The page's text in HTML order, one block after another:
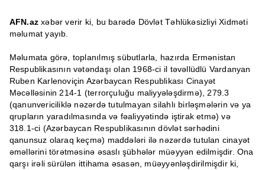
AFN.azxəbər verir ki, bu barədə Dövlət Təhlükəsizliyi Xidməti
məlumat yayıb.
Məlumata görə, toplanılmış sübutlarla, hazırda Ermənistan
Respublikasının vətəndaşı olan 1968-ci il təvəllüdlü Vardanyan
Ruben Karlenoviçin Azərbaycan Respublikası Cinayət
Məcəlləsinin 214-1 (terrorçuluğu maliyyələşdirmə), 279.3
(qanunvericiliklə nəzərdə tutulmayan silahlı birləşmələrin və ya
qrupların yaradılmasında və fəaliyyətində iştirak etmə) və
318.1-ci (Azərbaycan Respublikasının dövlət sərhədini
qanunsuz olaraq keçmə) maddələri ilə nəzərdə tutulan cinayət
əməllərini törətməsinə əsaslı şübhələr müəyyən edilmişdir. Ona
qarşı irəli sürülən ittihama əsasən, müəyyənləşdirilmişdir ki,